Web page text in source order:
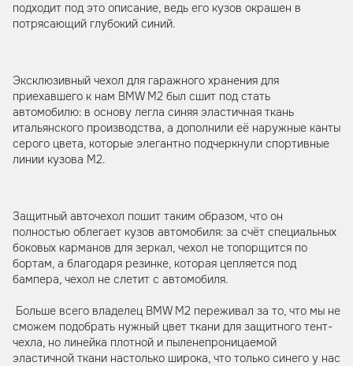
подходит под это описание, ведь его кузов окрашен в
потрясающий глубокий синий.
Эксклюзивный чехол для гаражного хранения для
приехавшего к нам BMW M2 был сшит под стать
автомобилю: в основу легла синяя эластичная ткань
итальянского производства, а дополнили её наружные канты
серого цвета, которые элегантно подчеркнули спортивные
линии кузова М2.
Защитный авточехол пошит таким образом, что он
полностью облегает кузов автомобиля: за счёт специальных
боковых карманов для зеркал, чехол не топорщится по
бортам, а благодаря резинке, которая цепляется под
бампера, чехол не слетит с автомобиля.
Больше всего владелец BMW M2 переживал за то, что мы не
сможем подобрать нужный цвет ткани для защитного тент-
чехла, но линейка плотной и пыленепроницаемой
эластичной ткани настолько широка, что только синего у нас